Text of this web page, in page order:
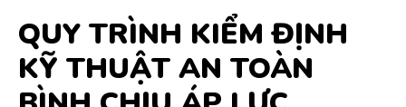
QUY TRÌNH KIỂM ĐỊNH
KỸ THUẬT AN TOÀN